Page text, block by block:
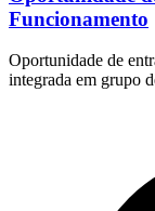
Funcionamento
Oportunidade de
integrada em grupo